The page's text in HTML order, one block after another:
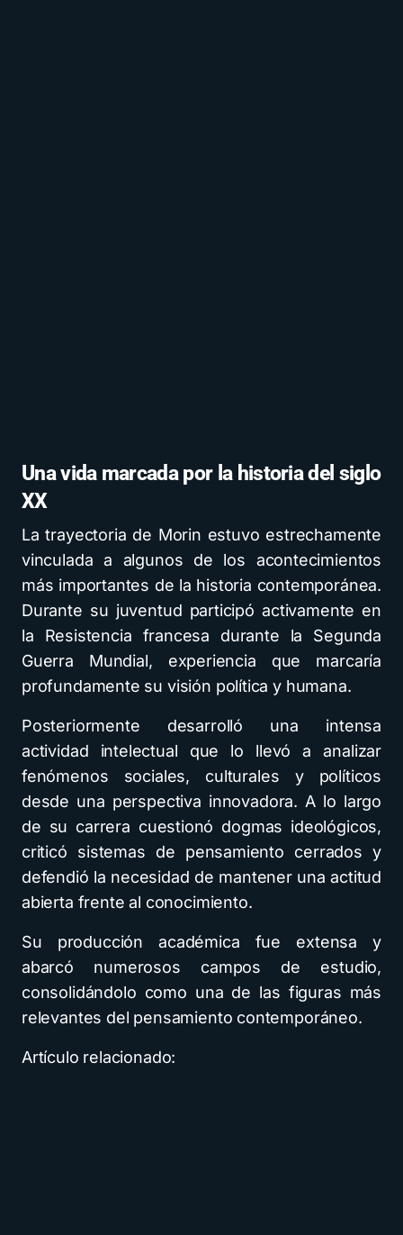
Una vida marcada por la historia del siglo
XX
La trayectoria de Morin estuvo estrechamente
vinculada a algunos de los acontecimientos
más importantes de la historia contemporánea.
Durante su juventud participó activamente en
la Resistencia francesa durante la Segunda
Guerra Mundial, experiencia que marcaría
profundamente su visión política y humana.
Posteriormente desarrolló una intensa
actividad intelectual que lo llevó a analizar
fenómenos sociales, culturales y políticos
desde una perspectiva innovadora. A lo largo
de su carrera cuestionó dogmas ideológicos,
criticó sistemas de pensamiento cerrados y
defendió la necesidad de mantener una actitud
abierta frente al conocimiento.
Su producción académica fue extensa y
abarcó numerosos campos de estudio,
consolidándolo como una de las figuras más
relevantes del pensamiento contemporáneo.
Artículo relacionado: